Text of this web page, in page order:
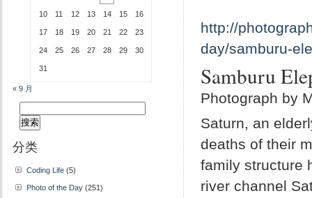
http://
day/samburu-
Samburu
Photograph by
Saturn, an
deaths of their
family structure
river channel
10 11 12 13 14 15 16
17 18 19 20 21 22 23
24 25 26 27 28 29 30
31
« 9 月
索：
分类
Coding Life (5)
Photo of the Day (251)